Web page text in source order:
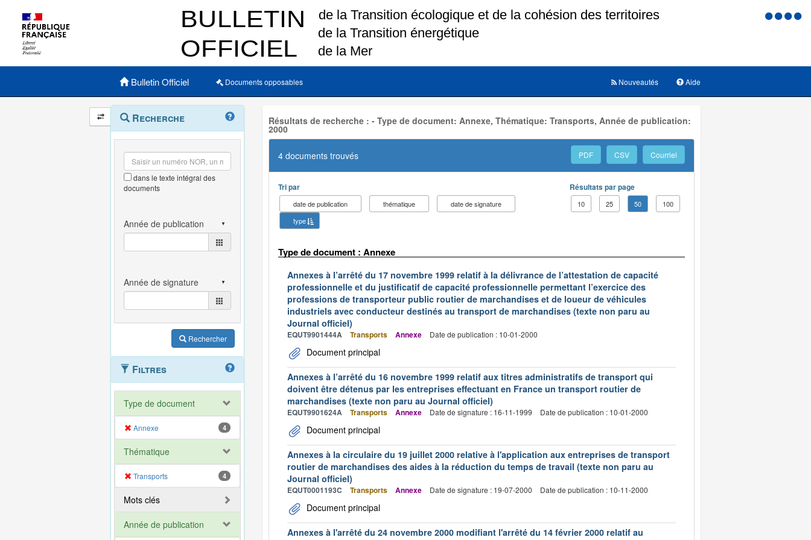
Menu
Menu principal
Bulletin Officiel Documents opposables Aide
Nouveautés
Navigation
et
outils
annexes
Menu
contextuel
Recherche
dans le texte intégral des
documents
Rechercher
Filtres
Type de document
Annexe 4
Thématique
Transports 4
Mots clés
Année de publication
Résultats de recherche : - Type de document: Annexe, Thématique: Transports, Année de publication:
2000
4 documents trouvés PDF CSV Courriel
Tri par
date de publication thématique
date de signature
type
Résultats par page
10 25 50 100
Type de document : Annexe
Annexes à l’arrêté du 17 novembre 1999 relatif à la délivrance de l’attestation de capacité
professionnelle et du justificatif de capacité professionnelle permettant l’exercice des
professions de transporteur public routier de marchandises et de loueur de véhicules
industriels avec conducteur destinés au transport de marchandises (texte non paru au
Journal officiel)
EQUT9901444A Transports Annexe Date de publication : 10-01-2000
Document principal
Annexes à l’arrêté du 16 novembre 1999 relatif aux titres administratifs de transport qui
doivent être détenus par les entreprises effectuant en France un transport routier de
marchandises (texte non paru au Journal officiel)
EQUT9901624A Transports Annexe Date de signature : 16-11-1999 Date de publication : 10-01-2000
Document principal
Annexes à la circulaire du 19 juillet 2000 relative à l'application aux entreprises de transport
routier de marchandises des aides à la réduction du temps de travail (texte non paru au
Journal officiel)
EQUT0001193C Transports Annexe Date de signature : 19-07-2000 Date de publication : 10-11-2000
Document principal
Annexes à l'arrêté du 24 novembre 2000 modifiant l'arrêté du 14 février 2000 relatif au